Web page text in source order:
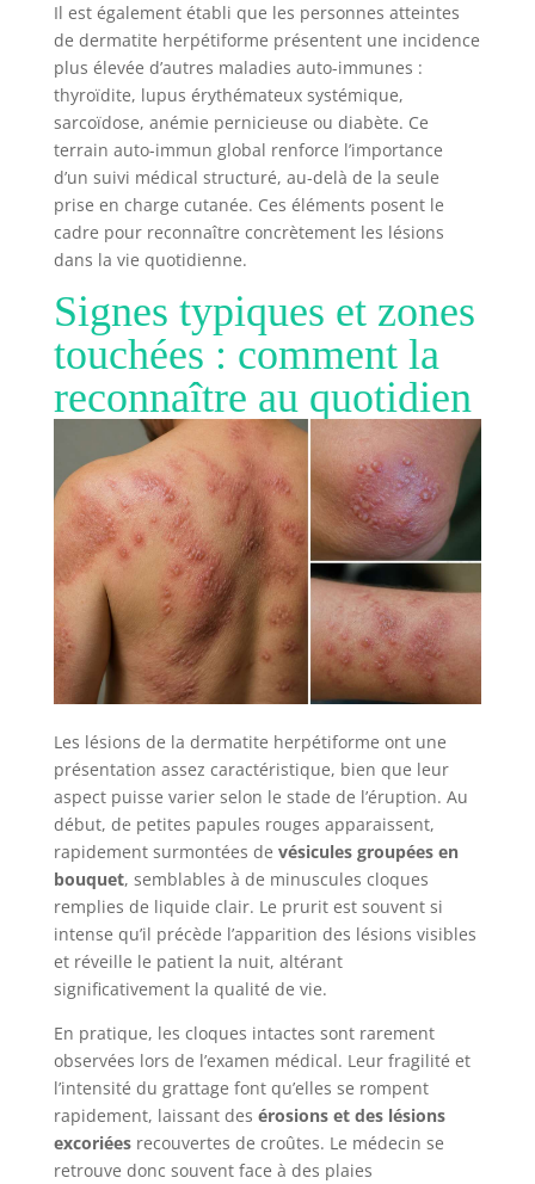
Il est également établi que les personnes atteintes
de dermatite herpétiforme présentent une incidence
plus élevée d’autres maladies auto-immunes :
thyroïdite, lupus érythémateux systémique,
sarcoïdose, anémie pernicieuse ou diabète. Ce
terrain auto-immun global renforce l’importance
d’un suivi médical structuré, au-delà de la seule
prise en charge cutanée. Ces éléments posent le
cadre pour reconnaître concrètement les lésions
dans la vie quotidienne.
Signes typiques et zones
touchées : comment la
reconnaître au quotidien
Les lésions de la dermatite herpétiforme ont une
présentation assez caractéristique, bien que leur
aspect puisse varier selon le stade de l’éruption. Au
début, de petites papules rouges apparaissent,
rapidement surmontées de vésicules groupées en
bouquet, semblables à de minuscules cloques
remplies de liquide clair. Le prurit est souvent si
intense qu’il précède l’apparition des lésions visibles
et réveille le patient la nuit, altérant
significativement la qualité de vie.
En pratique, les cloques intactes sont rarement
observées lors de l’examen médical. Leur fragilité et
l’intensité du grattage font qu’elles se rompent
rapidement, laissant des érosions et des lésions
excoriéesrecouvertes de croûtes. Le médecin se
retrouve donc souvent face à des plaies